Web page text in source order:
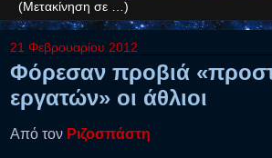
21 Φεβρουαρίου 2012
Φόρεσαν προβιά
εργατών» οι άθλιοι
Από τον Ριζοσπάστη